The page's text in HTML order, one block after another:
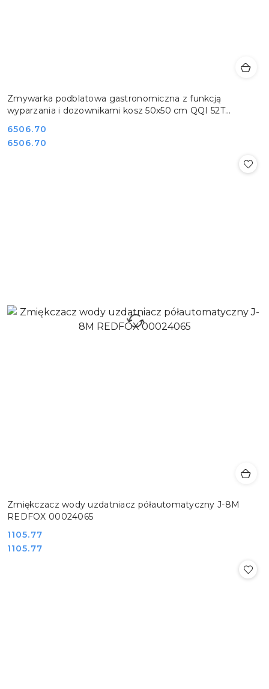
Zmywarka podblatowa gastronomiczna z funkcją
wyparzania i dozownikami kosz 50x50 cm QQI 52T
Cena:
6506.70
Cena:
6506.70
Zmiękczacz wody uzdatniacz półautomatyczny J-8M
REDFOX 00024065
Cena:
1105.77
Cena:
1105.77